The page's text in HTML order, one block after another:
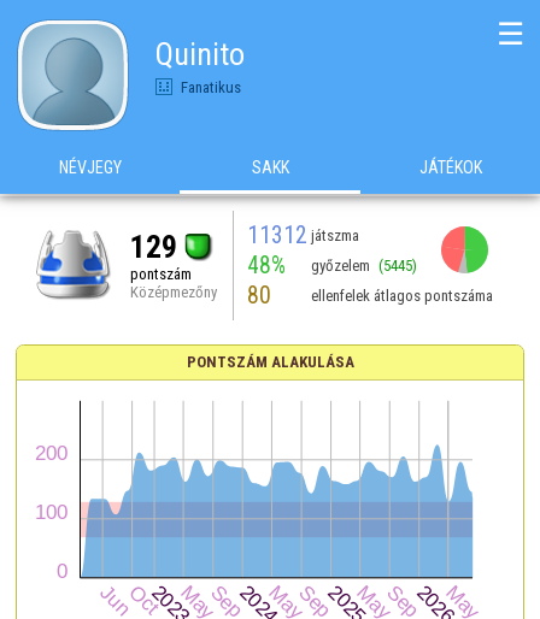
Quinito
Fanatikus
☰
NÉVJEGY SAKK JÁTÉKOK
129
pontszám
Középmezőny
11312 játszma
48% győzelem (5445)
80 ellenfelek átlagos pontszáma
PONTSZÁM ALAKULÁSA